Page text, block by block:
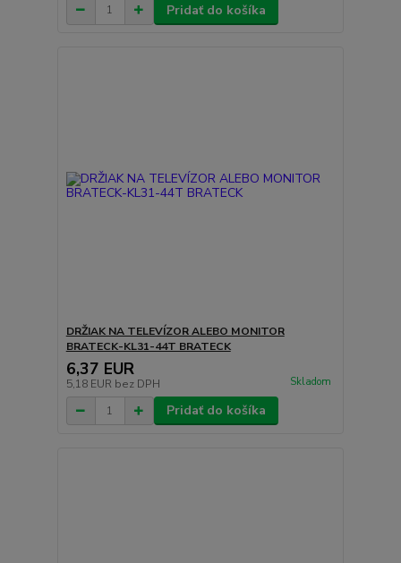
Pridať do košíka
DRŽIAK NA TELEVÍZOR ALEBO MONITOR
BRATECK-KL31-44T BRATECK
6,37 EUR
5,18 EUR bez DPH Skladom
Pridať do košíka